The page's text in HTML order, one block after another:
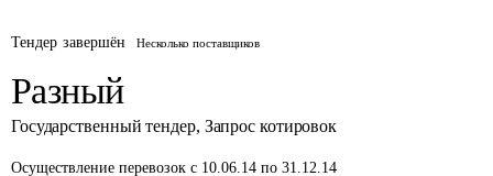
Тендер завершён Несколько поставщиков
Разный
Государственный тендер, Запрос котировок
Осуществление перевозок с 10.06.14 по 31.12.14